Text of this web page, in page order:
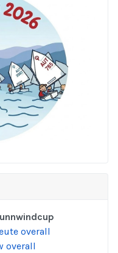
overall
overall